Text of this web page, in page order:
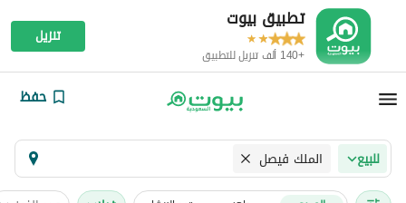
تطبيق بيوت
+140 ألف تنزيل للتطبيق
تنزيل
حفظ
للبيع الملك فيصل